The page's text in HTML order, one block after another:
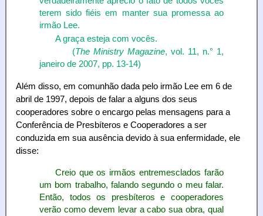
terem sido fiéis em manter sua promessa ao
irmão Lee.
A graça esteja com vocês.
(The Ministry Magazine, vol. 11, n.° 1,
janeiro de 2007, pp. 13-14)
Além disso, em comunhão dada pelo irmão Lee em 6 de
abril de 1997, depois de falar a alguns dos seus
cooperadores sobre o encargo pelas mensagens para a
Conferência de Presbíteros e Cooperadores a ser
conduzida em sua ausência devido à sua enfermidade, ele
disse:
Creio que os irmãos entremesclados farão
um bom trabalho, falando segundo o meu falar.
Então, todos os presbíteros e cooperadores
verão como devem levar a cabo sua obra, qual